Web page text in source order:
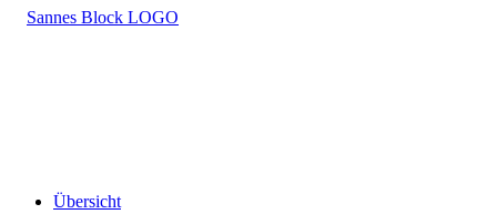
LOGO
Übersicht